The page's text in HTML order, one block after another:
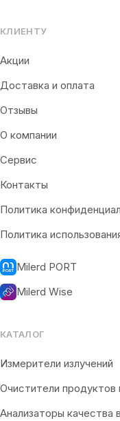
КЛИЕНТУ
Акции
Доставка и оплата
Отзывы
О компании
Сервис
Контакты
Политика
Политика
Milerd PORT
Milerd Wise
КАТАЛОГ
Измерители излучений
Очистители продуктов
Анализаторы качества